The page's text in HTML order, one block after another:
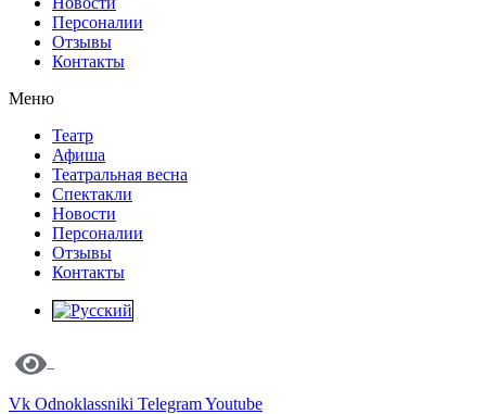
Персоналии
Отзывы
Контакты
Меню
Театр
Афиша
Театральная весна
Спектакли
Новости
Персоналии
Отзывы
Контакты
Vk Odnoklassniki TelegramYoutube